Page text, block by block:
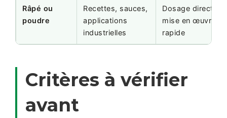
Râpé ou
poudre
Recettes, sauces,
applications
industrielles
Dosage direct et
mise en œuvre
rapide
Critères à vérifier
avant